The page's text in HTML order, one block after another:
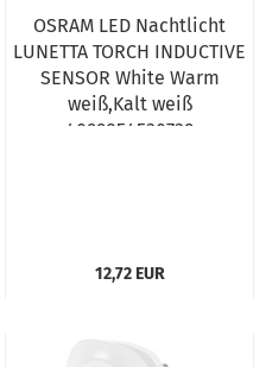
OSRAM LED Nachtlicht
LUNETTA TORCH INDUCTIVE
SENSOR White Warm
weiß,Kalt weiß
4099854530739
12,72 EUR